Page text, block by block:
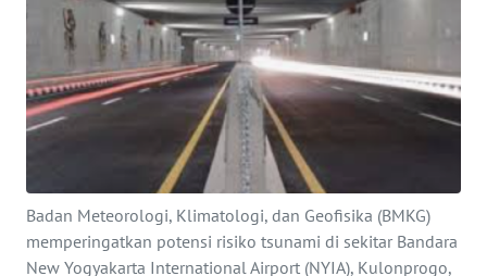
Badan Meteorologi, Klimatologi, dan Geofisika (BMKG)
memperingatkan potensi risiko tsunami di sekitar Bandara
New Yogyakarta International Airport (NYIA), Kulonprogo,
SAINS-TEKNO
KESEHATAN
INTERNASIONAL
SERBA-SERBI
PENDIDIKAN